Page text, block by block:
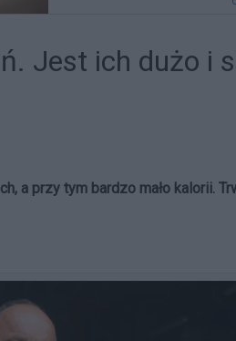
Jest ich dużo i
a przy tym bardzo mało kalorii.